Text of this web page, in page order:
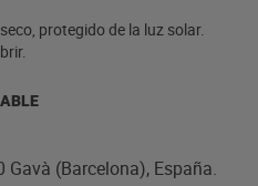
protegido de la luz solar.
(Barcelona), España.